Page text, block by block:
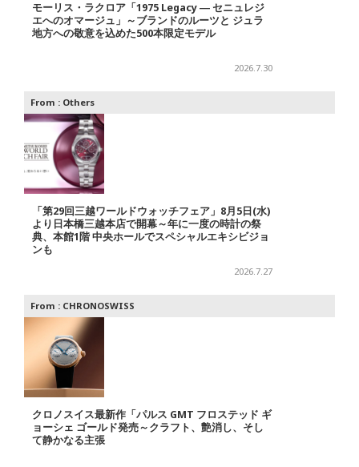
モーリス・ラクロア「1975 Legacy ― セニュレジ
エへのオマージュ」～ブランドのルーツと ジュラ
地方への敬意を込めた500本限定モデル
2026.7.30
From : Others
「第29回三越ワールドウォッチフェア」8月5日(水)
より日本橋三越本店で開幕～年に一度の時計の祭
典、本館1階 中央ホールでスペシャルエキシビジョ
ンも
2026.7.27
From : CHRONOSWISS
クロノスイス最新作「パルス GMT フロステッド ギ
ョーシェ ゴールド発売～クラフト、艶消し、そし
て静かなる主張